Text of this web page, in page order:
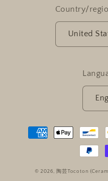
Country/
United
Payment
© 2026, 陶芸Tocoton